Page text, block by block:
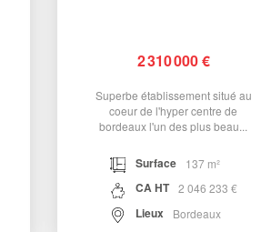
2 310 000 €
Superbe établissement situé au
coeur de l'hyper centre de
bordeaux l'un des plus beau...
Surface 137 m²
CA HT 2 046 233 €
Lieux Bordeaux